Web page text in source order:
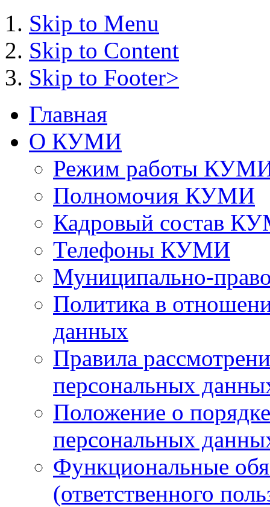
Skip to Menu
Skip to Content
Skip to Footer>
Главная
О КУМИ
Режим работы
Полномочия КУМИ
Кадровый состав
Телефоны КУМИ
Муниципально-
Политика в
данных
Правила
персональных
Положение о
персональных
Функциональные
(ответственного